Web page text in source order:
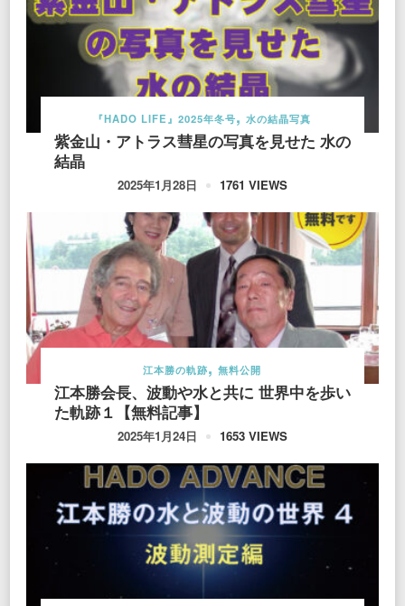
『HADO LIFE』2025年冬号 水の結晶写真
紫金山・アトラス彗星の写真を見せた 水の
結晶
2025年1月28日 1761 VIEWS
江本勝の軌跡 無料公開
江本勝会長、波動や水と共に 世界中を歩い
た軌跡１【無料記事】
2025年1月24日 1653 VIEWS